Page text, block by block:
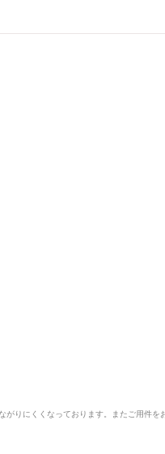
りにくくなっております。またご用件を